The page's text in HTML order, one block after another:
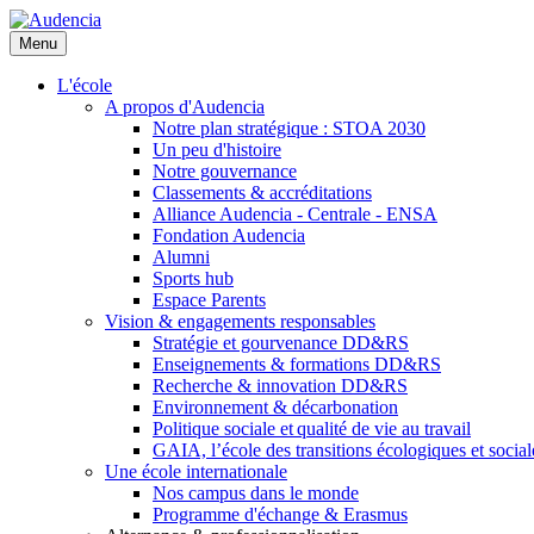
Aller
au
contenu
principal
Menu
L'école
A propos d'Audencia
Notre plan stratégique : STOA 2030
Un peu d'histoire
Notre gouvernance
Classements & accréditations
Alliance Audencia - Centrale - ENSA
Fondation Audencia
Alumni
Sports hub
Espace Parents
Vision & engagements responsables
Stratégie et gourvenance DD&RS
Enseignements & formations DD&RS
Recherche & innovation DD&RS
Environnement & décarbonation
Politique sociale et qualité de vie au travail
GAIA, l’école des transitions écologiques et
Une école internationale
Nos campus dans le monde
Programme d'échange & Erasmus